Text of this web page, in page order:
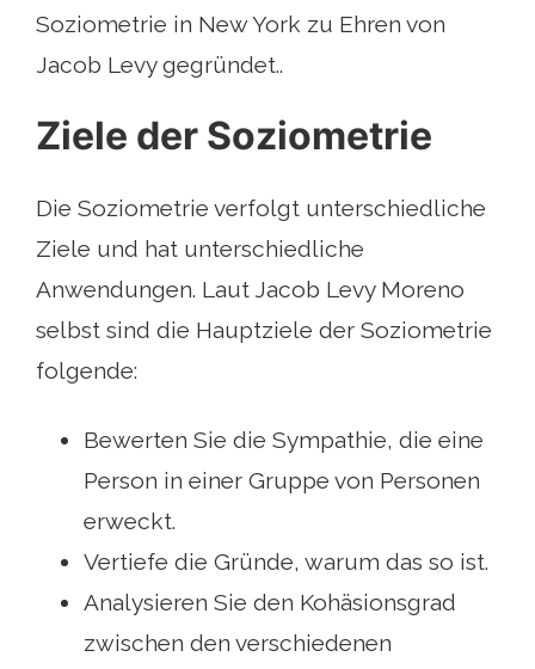
Soziometrie in New York zu Ehren von
Jacob Levy gegründet..
Ziele der Soziometrie
Die Soziometrie verfolgt unterschiedliche
Ziele und hat unterschiedliche
Anwendungen. Laut Jacob Levy Moreno
selbst sind die Hauptziele der Soziometrie
folgende:
Bewerten Sie die Sympathie, die eine
Person in einer Gruppe von Personen
erweckt.
Vertiefe die Gründe, warum das so ist.
Analysieren Sie den Kohäsionsgrad
zwischen den verschiedenen